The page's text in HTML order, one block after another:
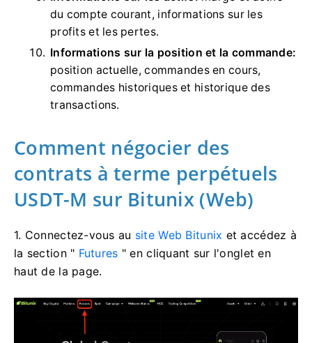
du compte courant, informations sur les
profits et les pertes.
Informations sur la position et la commande:
position actuelle, commandes en cours,
commandes historiques et historique des
transactions.
Comment négocier des
contrats à terme perpétuels
USDT-M sur Bitunix (Web)
1. Connectez-vous au site Web Bitunix et accédez à
la section " Futures " en cliquant sur l'onglet en
haut de la page.